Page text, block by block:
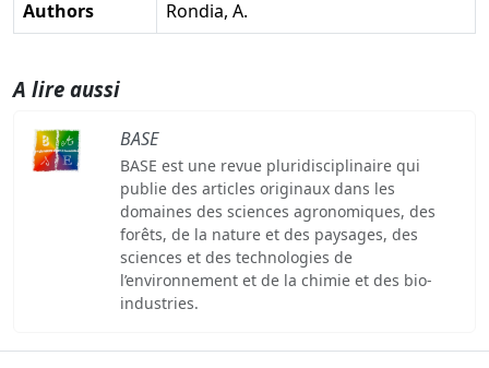
Authors
Rondia, A.
A lire aussi
BASE
BASE est une revue pluridisciplinaire qui
publie des articles originaux dans les
domaines des sciences agronomiques, des
forêts, de la nature et des paysages, des
sciences et des technologies de
l’environnement et de la chimie et des bio-
industries.